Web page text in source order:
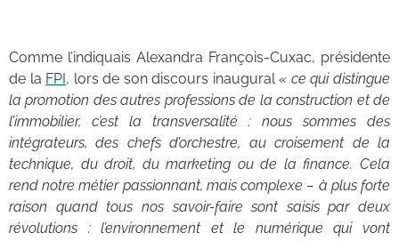
Comme l’indiquais Alexandra François-Cuxac, présidente
de la FPI , lors de son discours inaugural« ce qui distingue
la promotion des autres professions de la construction et de
l’immobilier, c’est la transversalité : nous sommes des
intégrateurs, des chefs d’orchestre, au croisement de la
technique, du droit, du marketing ou de la finance. Cela
rend notre métier passionnant, mais complexe – à plus forte
raison quand tous nos savoir-faire sont saisis par deux
révolutions : l’environnement et le numérique qui vont